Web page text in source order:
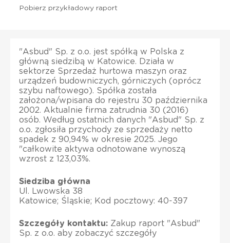
Pobierz przykładowy raport
"Asbud" Sp. z o.o. jest spółką w Polska z
główną siedzibą w Katowice. Działa w
sektorze Sprzedaż hurtowa maszyn oraz
urządzeń budowniczych, górniczych (oprócz
szybu naftowego). Spółka została
założona/wpisana do rejestru 30 października
2002. Aktualnie firma zatrudnia 30 (2016)
osób. Według ostatnich danych "Asbud" Sp. z
o.o. zgłosiła przychody ze sprzedaży netto
spadek z 90,94% w okresie 2025. Jego
"całkowite aktywa odnotowane wynoszą
wzrost z 123,03%.
Siedziba główna
Ul. Lwowska 38
Katowice; Śląskie; Kod pocztowy: 40-397
Szczegóły kontaktu: Zakup raport "Asbud"
Sp. z o.o. aby zobaczyć szczegóły